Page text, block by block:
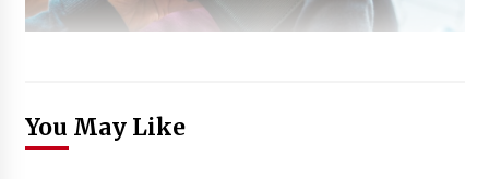
You May Like